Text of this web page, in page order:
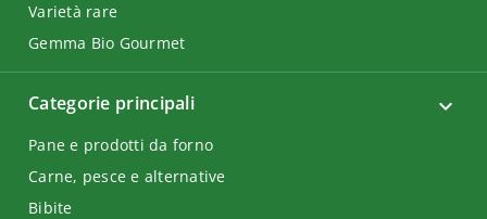
Categorie principali
Pane e prodotti da forno
Carne, pesce e alternative
Bibite
Varietà rare
Gemma Bio Gourmet